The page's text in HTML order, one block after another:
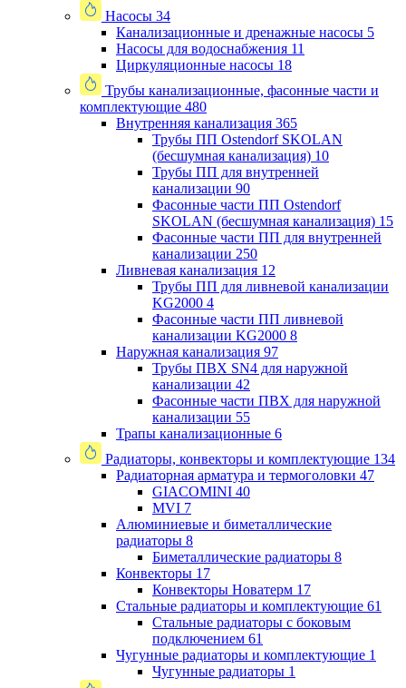
Насосы 34
Канализационные и дренажные насосы 5
Насосы для водоснабжения 11
Циркуляционные насосы 18
Трубы канализационные, фасонные части и
комплектующие 480
Внутренняя канализация 365
Трубы ПП Ostendorf SKOLAN
(бесшумная канализация) 10
Трубы ПП для внутренней
канализации 90
Фасонные части ПП Ostendorf
SKOLAN (бесшумная канализация) 15
Фасонные части ПП для внутренней
канализации 250
Ливневая канализация 12
Трубы ПП для ливневой канализации
KG2000 4
Фасонные части ПП ливневой
канализации KG2000 8
Наружная канализация 97
Трубы ПВХ SN4 для наружной
канализации 42
Фасонные части ПВХ для наружной
канализации 55
Трапы канализационные 6
Радиаторы, конвекторы и комплектующие 134
Радиаторная арматура и термоголовки 47
GIACOMINI 40
MVI 7
Алюминиевые и биметаллические
радиаторы 8
Биметаллические радиаторы 8
Конвекторы 17
Конвекторы Новатерм 17
Стальные радиаторы и комплектующие 61
Стальные радиаторы с боковым
подключением 61
Чугунные радиаторы и комплектующие 1
Чугунные радиаторы 1